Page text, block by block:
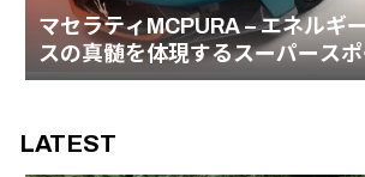
マセラティMCPURA – エネルギ
スの真髄を体現するスーパース
LATEST